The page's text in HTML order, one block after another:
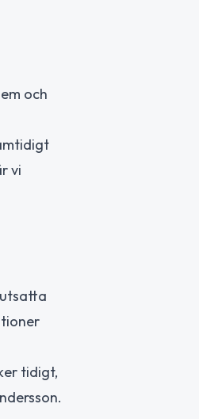
och
vi
tidigt,